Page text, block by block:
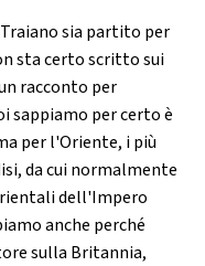
sia partito per
sta certo scritto sui
racconto per
sappiamo per certo è
per l'Oriente, i più
da cui normalmente
dell'Impero
anche perché
sulla Britannia,